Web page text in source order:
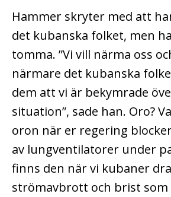
Hammer skryter med att
det kubanska folket, men
tomma. ”Vi vill närma oss
närmare det kubanska
dem att vi är bekymrade
situation”, sade han. Oro?
oron när er regering
av lungventilatorer under
finns den när vi kubaner
strömavbrott och brist